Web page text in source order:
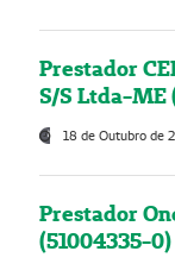
Prestador
S/S Ltda-ME
18 de Outubro de
Prestador
(51004335-0)